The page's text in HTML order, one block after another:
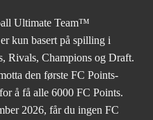
Ultimate Team™
kun basert på spilling i
Rivals, Champions og Draft.
den første FC Points-
å få alle 6000 FC Points.
2026, får du ingen FC